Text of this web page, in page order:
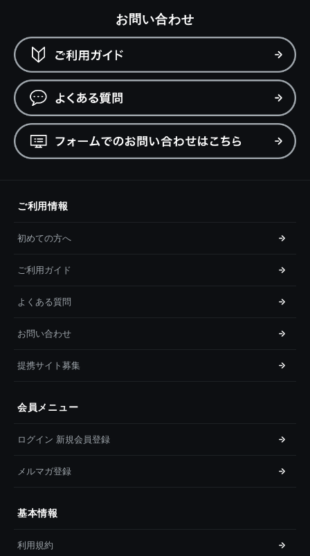
お問い合わせ
ご利用情報
初めての方へ
ご利用ガイド
よくある質問
お問い合わせ
提携サイト募集
会員メニュー
ログイン 新規会員登録
メルマガ登録
基本情報
利用規約